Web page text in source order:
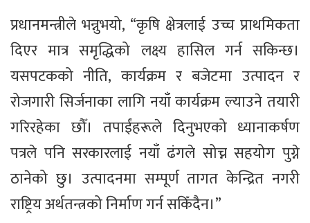
प्रधानमन्त्रीले भन्नुभयो, “कृषि क्षेत्रलाई उच्च प्राथमिकता
दिएर मात्र समृद्धिको लक्ष्य हासिल गर्न सकिन्छ।
यसपटकको नीति, कार्यक्रम र बजेटमा उत्पादन र
रोजगारी सिर्जनाका लागि नयाँ कार्यक्रम ल्याउने तयारी
गरिरहेका छौँ। तपाईंहरूले दिनुभएको ध्यानाकर्षण
पत्रले पनि सरकारलाई नयाँ ढंगले सोच्न सहयोग पुग्ने
ठानेको छु। उत्पादनमा सम्पूर्ण तागत केन्द्रित नगरी
राष्ट्रिय अर्थतन्त्रको निर्माण गर्न सकिँदैन।”